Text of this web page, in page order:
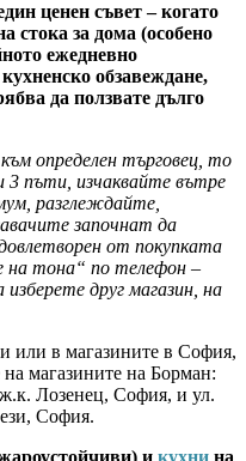
ценен съвет – когато
стока за дома (особено
ежедневно
обзавеждане,
да ползвате дълго
определен търговец, то
3 пъти, изчаквайте вътре
разглеждайте,
започнат да
от покупката
на тона“ по телефон –
друг магазин, на
или в магазините в София,
на магазините на Борман:
Лозенец, София, и ул.
София.